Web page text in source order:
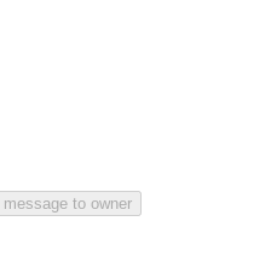
message to owner